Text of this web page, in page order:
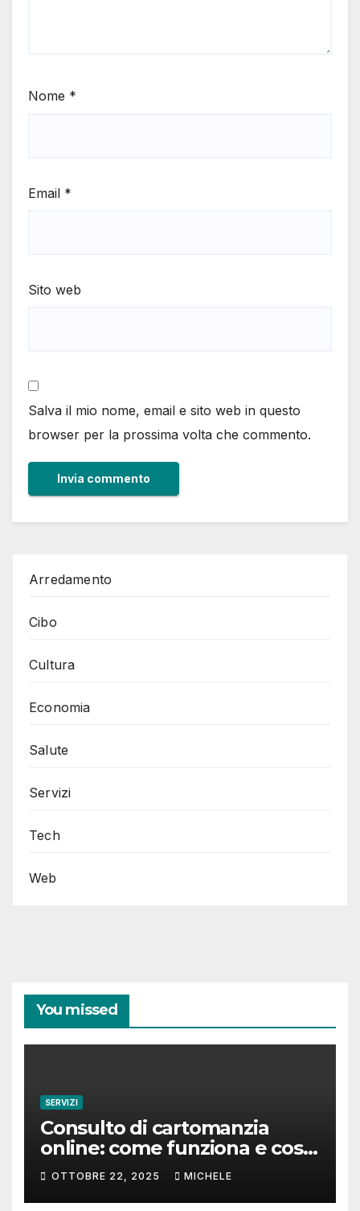
Nome *
Email *
Sito web
Salva il mio nome, email e sito web in questo
browser per la prossima volta che commento.
Arredamento
Cibo
Cultura
Economia
Salute
Servizi
Tech
Web
You missed
SERVIZI
Consulto di cartomanzia
online: come funziona e cosa
aspettarsi
OTTOBRE 22, 2025 MICHELE